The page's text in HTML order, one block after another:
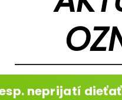
neprijatí